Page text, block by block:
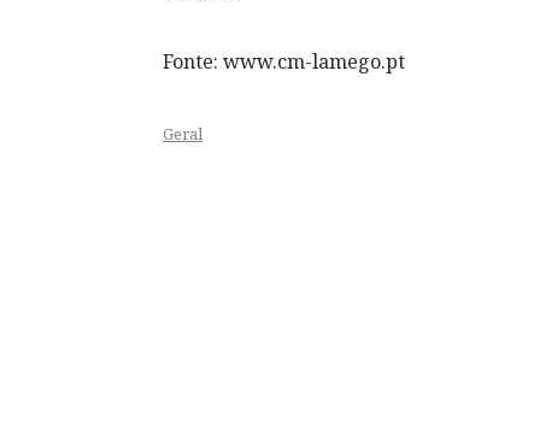
Fonte: www.cm-lamego.pt
Geral